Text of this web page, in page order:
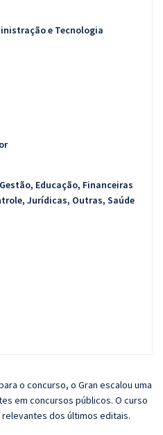
o concurso, o Gran escalou uma
em concursos públicos. O curso
dos últimos editais.
e Tecnologia
Educação, Financeiras
Jurídicas, Outras, Saúde